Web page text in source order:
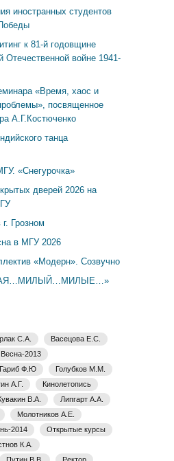
иностранных студентов
к 81-й годовщине
Отечественной войне 1941-
«Время, хаос и
посвященное
А.Г.Костюченко
танца
«Снегурочка»
дверей 2026 на
Грозном
в МГУ 2026
«Модерн». Созвучно
С.А.
Васецова Е.С.
Весна-2013
Гариб Ф.Ю
Голубков М.М.
А.Г.
Кинолетопись
В.А.
Липгарт А.А.
Молотников А.Е.
2014
Открытые курсы
К.А.